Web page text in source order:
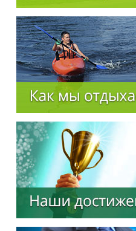
Предотвращение
Ответственность за
межнациональной
Конкурсы и вакансии
Контакты
Обратная связь